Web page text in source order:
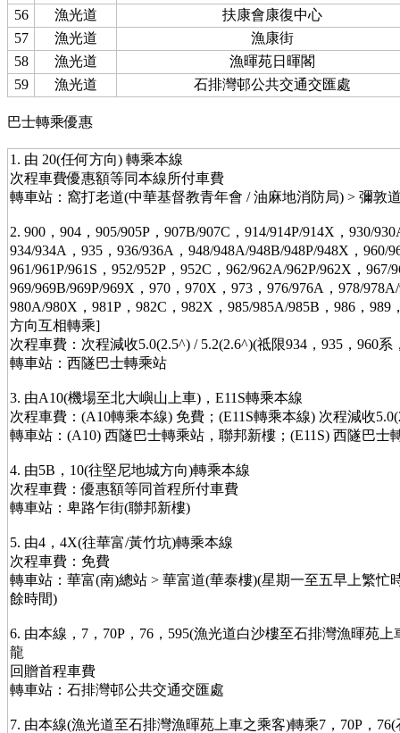
56
漁光道
扶康會康復中心
57
漁光道
漁康街
58
漁光道
漁暉苑日暉閣
59
漁光道 石排灣邨公共交通交匯處
巴士轉乘優惠
1. 由 20(任何方向) 轉乘本線
次程車費優惠額等同本線所付車費
轉車站：窩打老道(中華基督教青年會 / 油麻地消防局) > 彌敦
2. 900，904，905/905P，907B/907C，914/914P/914X，930/
934/934A，935，936/936A，948/948A/948B/948P/948X，960/
961/961P/961S，952/952P，952C，962/962A/962P/962X，
969/969B/969P/969X，970，970X，973，976/976A，978/
980A/980X，981P，982C，982X，985/985A/985B，986，989
方向互相轉乘]
次程車費：次程減收5.0(2.5^) / 5.2(2.6^)(祗限934，935，960系
轉車站：西隧巴士轉乘站
3. 由A10(機場至北大嶼山上車)，E11S轉乘本線
次程車費：(A10轉乘本線) 免費；(E11S轉乘本線) 次程減收
轉車站：(A10) 西隧巴士轉乘站，聯邦新樓；(E11S) 西隧巴士
4. 由5B，10(往堅尼地城方向)轉乘本線
次程車費：優惠額等同首程所付車費
轉車站：卑路乍街(聯邦新樓)
5. 由4，4X(往華富/黃竹坑)轉乘本線
次程車費：免費
轉車站：華富(南)總站 > 華富道(華泰樓)(星期一至五早上繁忙
餘時間)
6. 由本線，7，70P，76，595(漁光道白沙樓至石排灣漁暉苑
龍
回贈首程車費
轉車站：石排灣邨公共交通交匯處
7. 由本線(漁光道至石排灣漁暉苑上車之乘客)轉乘7，70P，